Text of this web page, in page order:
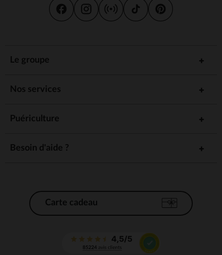
Le groupe
Nos services
Puériculture
Besoin d'aide ?
Carte cadeau